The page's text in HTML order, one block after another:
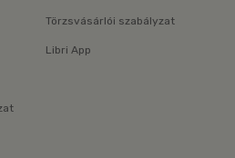
Törzsvásárlói szabályzat
Libri App